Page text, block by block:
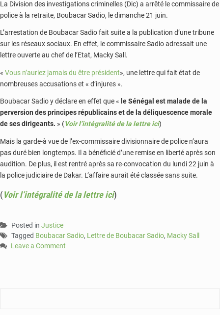
La Division des investigations criminelles (Dic) a arrêté le commissaire de
police à la retraite, Boubacar Sadio, le dimanche 21 juin.
L’arrestation de Boubacar Sadio fait suite a la publication d’une tribune
sur les réseaux sociaux. En effet, le commissaire Sadio adressait une
lettre ouverte au chef de l’Etat, Macky Sall.
« Vous n’auriez jamais du être président», une lettre qui fait état de
nombreuses accusations et « d’injures ».
Boubacar Sadio y déclare en effet que « le Sénégal est malade de la
perversion des principes républicains et de la déliquescence morale
de ses dirigeants. » (Voir l’intégralité de la lettre ici)
Mais la garde-à vue de l’ex-commissaire divisionnaire de police n’aura
pas duré bien longtemps. Il a bénéficié d’une remise en liberté après son
audition. De plus, il est rentré après sa re-convocation du lundi 22 juin à
la police judiciaire de Dakar. L’affaire aurait été classée sans suite.
(Voir l’intégralité de la lettre ici)
Posted in Justice
Tagged Boubacar Sadio, Lettre de Boubacar Sadio, Macky Sall
Leave a Comment